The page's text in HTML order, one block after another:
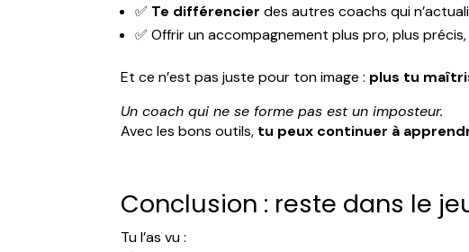
✅ Te différencier des autres coachs qui
✅ Offrir un accompagnement plus pro, plus
Et ce n’est pas juste pour ton image : plus tu
Un coach qui ne se forme pas est un imposteur.
Avec les bons outils, tu peux continuer à
Conclusion : reste dans le
Tu l’as vu :